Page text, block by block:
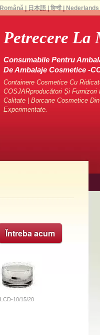
Petrecere La
Consumabile Pentru
De Ambalaje Cosmetice -
Containere Cosmetice Cu
COSJARproducători Și
Calitate | Borcane Cosmetice
Experimentate.
Întreba acum
LCD-10/15/20
Română| 日本語| हिन्दी| Nederlands